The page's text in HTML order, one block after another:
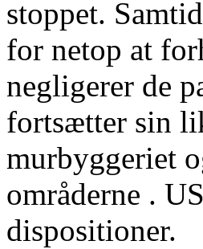
stoppet.
for netop at
negligerer de
fortsætter sin
murbyggeriet
områderne .
dispositioner.